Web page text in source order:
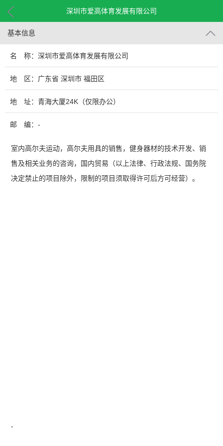
深圳市爱高体育发展有限公司
基本信息
名 称：深圳市爱高体育发展有限公司
地 区：广东省 深圳市 福田区
地 址：青海大厦24K（仅限办公）
邮 编：-
室内高尔夫运动，高尔夫用具的销售，健身器材的技术开发、销
售及相关业务的咨询，国内贸易（以上法律、行政法规、国务院
决定禁止的项目除外，限制的项目须取得许可后方可经营）。
-